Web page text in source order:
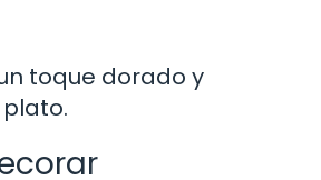
toque dorado y